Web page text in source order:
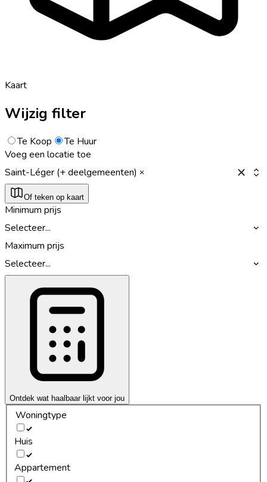
Kaart
Wijzig filter
Te Koop
Te Huur
Voeg een locatie toe
Saint-Léger (+ deelgemeenten)
Of teken op kaart
Minimum prijs
Selecteer...
Maximum prijs
Selecteer...
Ontdek wat haalbaar lijkt voor jou
Woningtype
Huis
Appartement